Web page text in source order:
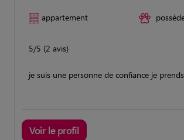
appartement
5/5 (2 avis)
je suis une personne de confiance je
Voir le profil